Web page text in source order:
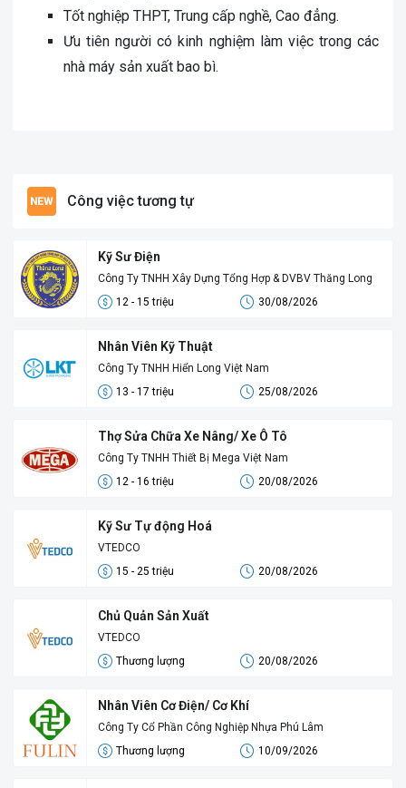
Tốt nghiệp THPT, Trung cấp nghề, Cao đẳng.
Ưu tiên người có kinh nghiệm làm việc trong các
nhà máy sản xuất bao bì.
Công việc tương tự
Kỹ Sư Điện
Công Ty TNHH Xây Dựng Tổng Hợp & DVBV Thăng Long
12 - 15 triệu
30/08/2026
Nhân Viên Kỹ Thuật
Công Ty TNHH Hiển Long Việt Nam
13 - 17 triệu
25/08/2026
Thợ Sửa Chữa Xe Nâng/ Xe Ô Tô
Công Ty TNHH Thiết Bị Mega Việt Nam
12 - 16 triệu
20/08/2026
Kỹ Sư Tự động Hoá
VTEDCO
15 - 25 triệu
20/08/2026
Chủ Quản Sản Xuất
VTEDCO
Thương lượng
20/08/2026
Nhân Viên Cơ Điện/ Cơ Khí
Công Ty Cổ Phần Công Nghiệp Nhựa Phú Lâm
Thương lượng
10/09/2026